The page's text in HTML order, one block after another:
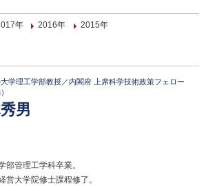
年 2016年 2015年
学理工学部教授／内閣府 上席科学技術政策フェロー
男
部管理工学科卒業。
営大学院修士課程修了。